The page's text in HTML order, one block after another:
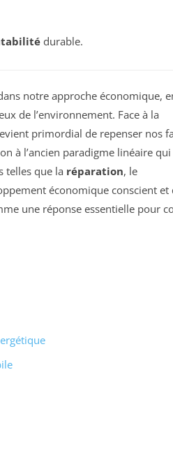
durable.
notre approche économique,
de l’environnement. Face à la
primordial de repenser nos
à l’ancien paradigme linéaire
telles que la réparation, le
économique conscient et
une réponse essentielle pour